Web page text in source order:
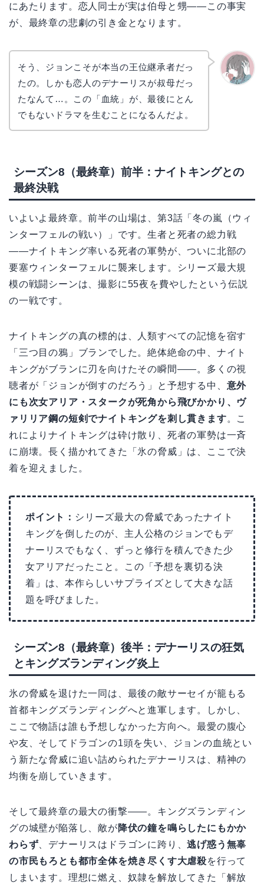
にあたります。恋人同士が実は伯母と甥――この事実
が、最終章の悲劇の引き金となります。
そう、ジョンこそが本当の王位継承者だっ
たの。しかも恋人のデナーリスが叔母だっ
たなんて…。この「血統」が、最後にとん
でもないドラマを生むことになるんだよ。
シーズン8（最終章）前半：ナイトキングとの
最終決戦
いよいよ最終章。前半の山場は、第3話「冬の嵐（ウィ
ンターフェルの戦い）」です。生者と死者の総力戦
――ナイトキング率いる死者の軍勢が、ついに北部の
要塞ウィンターフェルに襲来します。シリーズ最大規
模の戦闘シーンは、撮影に55夜を費やしたという伝説
の一戦です。
ナイトキングの真の標的は、人類すべての記憶を宿す
「三つ目の鴉」ブランでした。絶体絶命の中、ナイト
キングがブランに刃を向けたその瞬間――。多くの視
聴者が「ジョンが倒すのだろう」と予想する中、 意外
にも次女アリア・スタークが死角から飛びかかり、ヴ
ァリリア鋼の短剣でナイトキングを刺し貫きます。こ
れによりナイトキングは砕け散り、死者の軍勢は一斉
に崩壊。長く描かれてきた「氷の脅威」は、ここで決
着を迎えました。
ポイント： シリーズ最大の脅威であったナイト
キングを倒したのが、主人公格のジョンでもデ
ナーリスでもなく、ずっと修行を積んできた少
女アリアだったこと。この「予想を裏切る決
着」は、本作らしいサプライズとして大きな話
題を呼びました。
シーズン8（最終章）後半：デナーリスの狂気
とキングズランディング炎上
氷の脅威を退けた一同は、最後の敵サーセイが籠もる
首都キングズランディングへと進軍します。しかし、
ここで物語は誰も予想しなかった方向へ。最愛の腹心
や友、そしてドラゴンの1頭を失い、ジョンの血統とい
う新たな脅威に追い詰められたデナーリスは、精神の
均衡を崩していきます。
そして最終章の最大の衝撃――。キングズランディン
グの城壁が陥落し、敵が降伏の鐘を鳴らしたにもかか
わらず 、デナーリスはドラゴンに跨り、逃げ惑う無辜
の市民もろとも都市全体を焼き尽くす大虐殺を行って
しまいます。理想に燃え、奴隷を解放してきた「解放